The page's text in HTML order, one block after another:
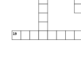
19